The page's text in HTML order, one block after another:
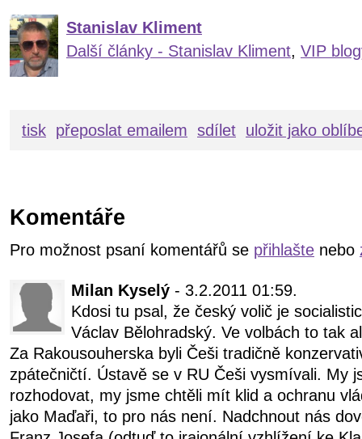
Stanislav Kliment
Další články - Stanislav Kliment, VIP
tisk přeposlat emailem sdílet uložit jako
Komentáře
Pro možnost psaní komentářů se přihlašte nebo
Milan Kyselý - 3.2.2011 01:59.
Kdosi tu psal, že český volič je
Václav Bělohradský. Ve volbách to tak
Za Rakousouherska byli Češi tradičně
zpátečničtí. Ústavě se v RU Češi vysmívali. My
rozhodovat, my jsme chtěli mít klid a ochranu
jako Maďaři, to pro nás není. Nadchnout nás